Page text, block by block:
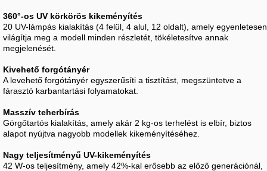
360°-os UV körkörös kikeményítés
20 UV-lámpás kialakítás (4 felül, 4 alul, 12 oldalt), amely egyenletesen
világítja meg a modell minden részletét, tökéletesítve annak
megjelenését.
Kivehető forgótányér
A levehető forgótányér egyszerűsíti a tisztítást, megszüntetve a
fárasztó karbantartási folyamatokat.
Masszív teherbírás
Görgőtartós kialakítás, amely akár 2 kg-os terhelést is elbír, biztos
alapot nyújtva nagyobb modellek kikeményítéséhez.
Nagy teljesítményű UV-kikeményítés
42 W-os teljesítmény, amely 42%-kal erősebb az előző generációnál,